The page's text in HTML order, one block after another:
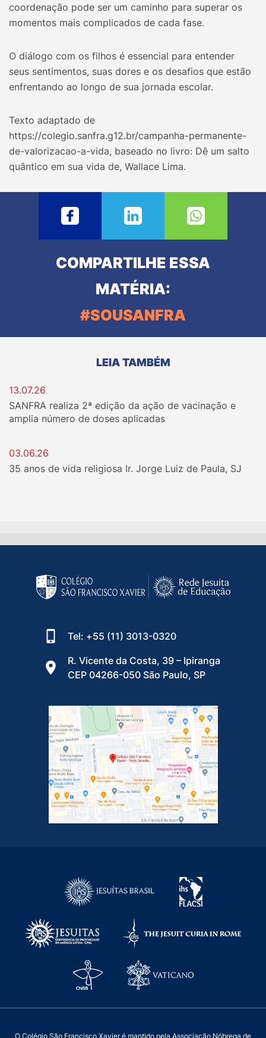
coordenação pode ser um caminho para superar os
momentos mais complicados de cada fase.
O diálogo com os filhos é essencial para entender
seus sentimentos, suas dores e os desafios que estão
enfrentando ao longo de sua jornada escolar.
Texto adaptado de
https://colegio.sanfra.g12.br/campanha-permanente-
de-valorizacao-a-vida, baseado no livro: Dê um salto
quântico em sua vida de, Wallace Lima.
COMPARTILHE ESSA
MATÉRIA:
#SOUSANFRA
LEIA TAMBÉM
13.07.26
SANFRA realiza 2ª edição da ação de vacinação e
amplia número de doses aplicadas
03.06.26
35 anos de vida religiosa Ir. Jorge Luiz de Paula, SJ
Tel: +55 (11) 3013-0320
R. Vicente da Costa, 39 – Ipiranga
CEP 04266-050 São Paulo, SP
O Colégio São Francisco Xavier é mantido pela Associação Nóbrega de